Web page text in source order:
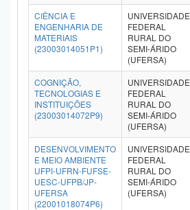
Planalto
CIÊNCIA E
ENGENHARIA DE
MATERIAIS
(23003014051P1)
UNIVERSIDADE
FEDERAL
RURAL DO
SEMI-ÁRIDO
(UFERSA)
COGNIÇÃO,
TECNOLOGIAS E
INSTITUIÇÕES
(23003014072P9)
UNIVERSIDADE
FEDERAL
RURAL DO
SEMI-ÁRIDO
(UFERSA)
DESENVOLVIMENTO
E MEIO AMBIENTE
UFPI-UFRN-FUFSE-
UESC-UFPB/JP-
UFERSA
(22001018074P6)
UNIVERSIDADE
FEDERAL
RURAL DO
SEMI-ÁRIDO
(UFERSA)